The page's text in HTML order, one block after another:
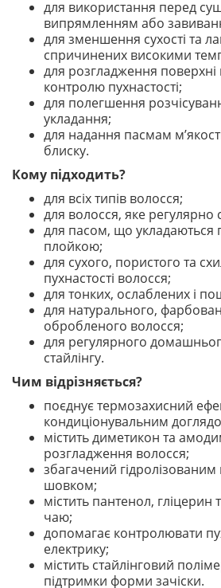
для використання перед
випрямленням або
для зменшення сухості та
спричинених високими
для розгладження поверхні
контролю пухнастості;
для полегшення
укладання;
для надання пасмам
блиску.
Кому підходить?
для всіх типів волосся;
для волосся, яке
для пасом, що укладаються
плойкою;
для сухого, пористого та
пухнастості волосся;
для тонких, ослаблених і
для натурального,
обробленого волосся;
для регулярного
стайлінгу.
Чим відрізняється?
поєднує термозахисний
кондиціонувальним
містить диметикон та
розгладження волосся;
збагачений гідролізованим
шовком;
містить пантенол, гліцерин
чаю;
допомагає контролювати
електрику;
містить стайлінговий
підтримки форми зачіски.